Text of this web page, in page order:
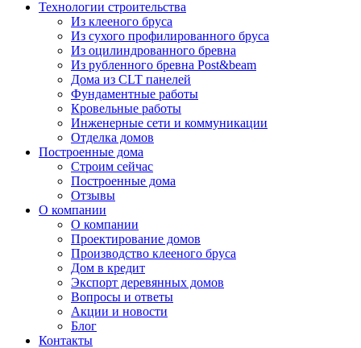
Технологии строительства
Из клееного бруса
Из сухого профилированного бруса
Из оцилиндрованного бревна
Из рубленного бревна Post&beam
Дома из CLT панелей
Фундаментные работы
Кровельные работы
Инженерные сети и коммуникации
Отделка домов
Построенные дома
Строим сейчас
Построенные дома
Отзывы
О компании
О компании
Проектирование домов
Производство клееного бруса
Дом в кредит
Экспорт деревянных домов
Вопросы и ответы
Акции и новости
Блог
Контакты